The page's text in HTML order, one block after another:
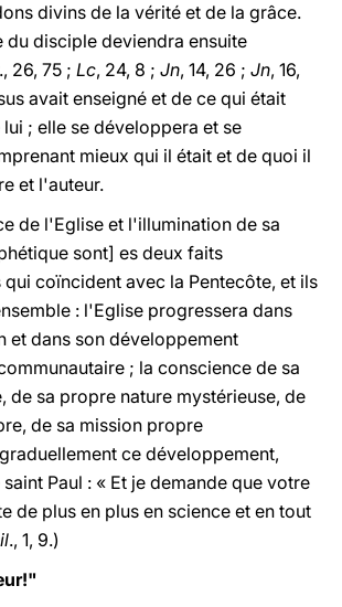
divins de la vérité et de la grâce.
du disciple deviendra ensuite
., 26, 75 ; Lc, 24, 8 ; Jn, 14, 26 ; Jn, 16,
avait enseigné et de ce qui était
; elle se développera et se
mieux qui il était et de quoi il
et l'auteur.
de l'Eglise et l'illumination de sa
sont] es deux faits
coïncident avec la Pentecôte, et ils
: l'Eglise progressera dans
et dans son développement
; la conscience de sa
de sa propre nature mystérieuse, de
de sa mission propre
ce développement,
Paul : « Et je demande que votre
de plus en plus en science et en tout
., 1, 9.)